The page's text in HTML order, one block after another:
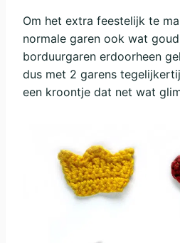
Om het extra feestelijk te
normale garen ook wat
borduurgaren erdoorheen
dus met 2 garens
een kroontje dat net wat